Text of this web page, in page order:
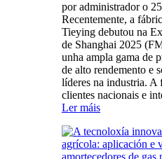
por administrador o
Recentemente, a
Tieying debutou na
de Shanghai 2025
unha ampla gama de
de alto rendemento e
líderes na industria. A
clientes nacionais e
Ler máis